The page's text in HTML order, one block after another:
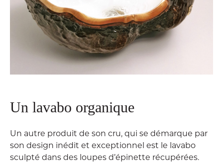
Un lavabo organique
Un autre produit de son cru, qui se démarque par
son design inédit et exceptionnel est le lavabo
sculpté dans des loupes d’épinette récupérées.